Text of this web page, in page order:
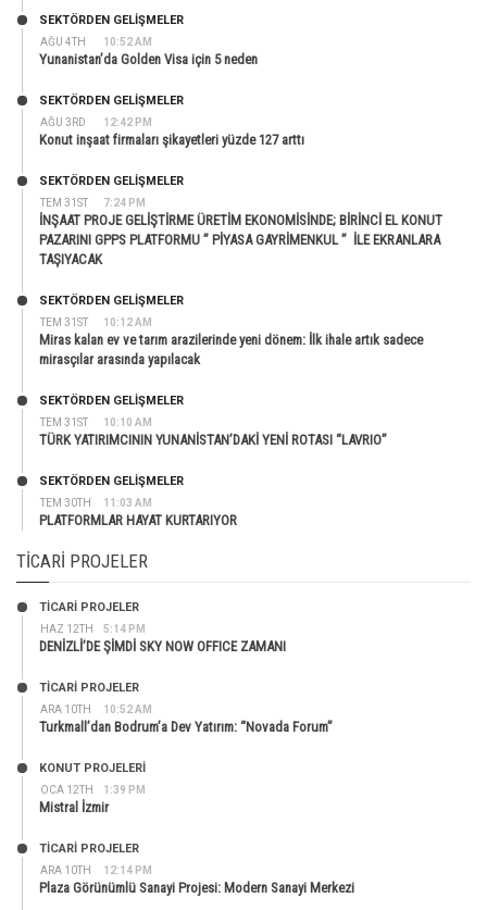
AĞU 4TH 10:52 AM
SEKTÖRDEN GELIŞMELER
Yunanistan’da Golden Visa için 5 neden
AĞU 3RD 12:42 PM
SEKTÖRDEN GELIŞMELER
Konut inşaat firmaları şikayetleri yüzde 127 arttı
TEM 31ST 7:24 PM
SEKTÖRDEN GELIŞMELER
İNŞAAT PROJE GELİŞTİRME ÜRETİM EKONOMİSİNDE; BİRİNCİ EL KONUT
PAZARINI GPPS PLATFORMU ” PİYASA GAYRİMENKUL ” İLE EKRANLARA
TAŞIYACAK
TEM 31ST 10:12 AM
SEKTÖRDEN GELIŞMELER
Miras kalan ev ve tarım arazilerinde yeni dönem: İlk ihale artık sadece
mirasçılar arasında yapılacak
TEM 31ST 10:10 AM
SEKTÖRDEN GELIŞMELER
TÜRK YATIRIMCININ YUNANİSTAN’DAKİ YENİ ROTASI “LAVRIO”
TEM 30TH 11:03 AM
SEKTÖRDEN GELIŞMELER
PLATFORMLAR HAYAT KURTARIYOR
TICARI PROJELER
HAZ 12TH 5:14 PM
TİCARİ PROJELER
DENİZLİ’DE ŞİMDİ SKY NOW OFFICE ZAMANI
ARA 10TH 10:52 AM
TİCARİ PROJELER
Turkmall’dan Bodrum’a Dev Yatırım: “Novada Forum”
OCA 12TH 1:39 PM
KONUT PROJELERI
Mistral İzmir
ARA 10TH 12:14 PM
TİCARİ PROJELER
Plaza Görünümlü Sanayi Projesi: Modern Sanayi Merkezi